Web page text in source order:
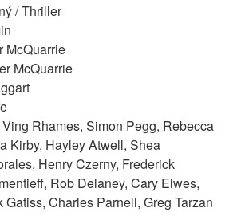
/ Thriller
McQuarrie
McQuarrie
Rhames, Simon Pegg, Rebecca
Kirby, Hayley Atwell, Shea
Henry Czerny, Frederick
Rob Delaney, Cary Elwes,
Gatiss, Charles Parnell, Greg Tarzan